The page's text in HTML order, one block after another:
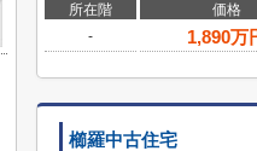
所在階
価格
-
1,890万
櫛羅中古住宅